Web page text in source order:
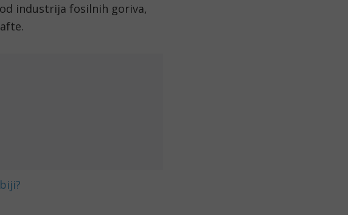
industrija fosilnih goriva,